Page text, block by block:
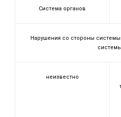
Система органов
Нарушения со стороны
системы
неизвестно